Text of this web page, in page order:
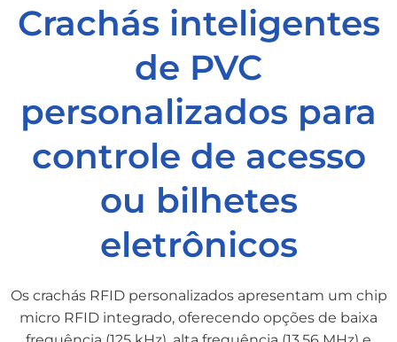
Crachás inteligentes
de PVC
personalizados para
controle de acesso
ou bilhetes
eletrônicos
Os crachás RFID personalizados apresentam um chip
micro RFID integrado, oferecendo opções de baixa